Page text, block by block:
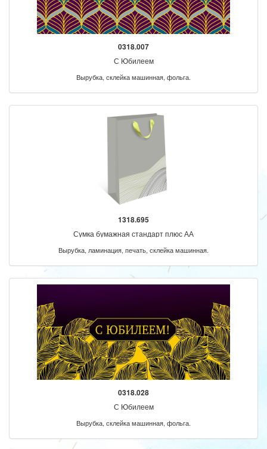
0318.007
С Юбилеем
Вырубка, склейка машинная, фольга.
1318.695
Сумка бумажная стандарт плюс АА
Вырубка, ламинация, печать, склейка машинная.
0318.028
С Юбилеем
Вырубка, склейка машинная, фольга.